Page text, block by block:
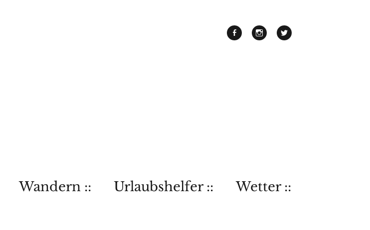
Wandern :: Urlaubshelfer :: Wetter ::